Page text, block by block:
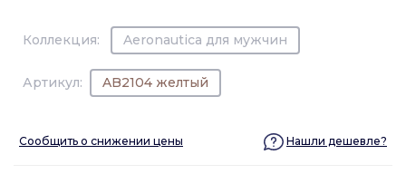
Коллекция: Aeronautica для мужчин
Артикул: AB2104 желтый
Сообщить о снижении цены Нашли дешевле?